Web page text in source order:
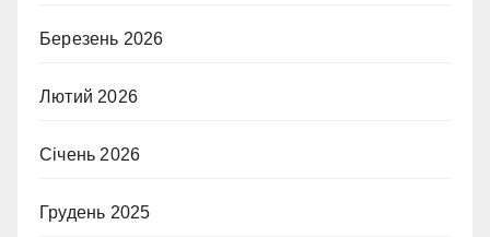
Березень 2026
Лютий 2026
Січень 2026
Грудень 2025